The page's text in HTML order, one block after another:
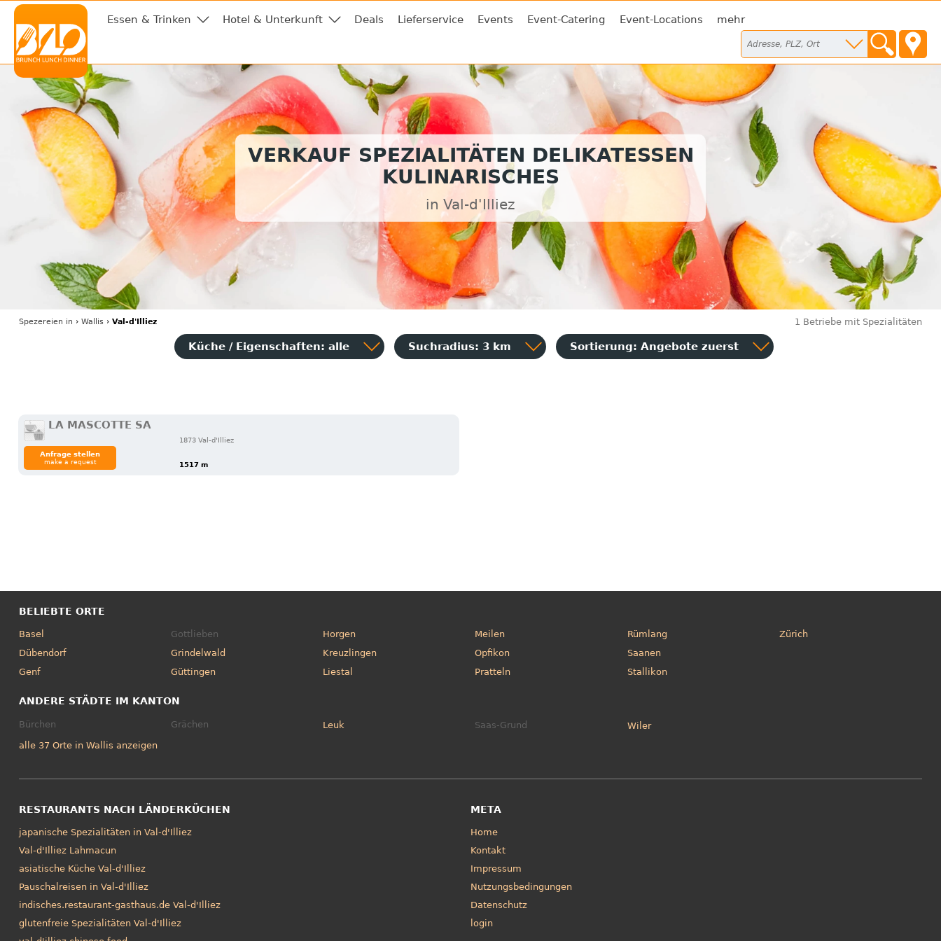
Essen & Trinken Hotel & Unterkunft Deals Lieferservice Events Event-Catering Event-Locations mehr
VERKAUF SPEZIALITÄTEN DELIKATESSEN
KULINARISCHES
in Val-d'Illiez
Spezereien in › Wallis › Val-d'Illiez 1 Betriebe mit Spezialitäten
Küche / Eigenschaften: alle Suchradius: 3 km Sortierung: Angebote zuerst
LA MASCOTTE SA
1873 Val-d'Illiez
1517 m
Anfrage stellen
make a request
BELIEBTE ORTE
Basel
Dübendorf
Genf
Gottlieben
Grindelwald
Güttingen
Horgen
Kreuzlingen
Liestal
Meilen
Opfikon
Pratteln
Rümlang
Saanen
Stallikon
Zürich
ANDERE STÄDTE IM KANTON
Bürchen Grächen Leuk Saas-Grund
Wiler
alle 37 Orte in Wallis anzeigen
RESTAURANTS NACH LÄNDERKÜCHEN
japanische Spezialitäten in Val-d'Illiez
Val-d'Illiez Lahmacun
asiatische Küche Val-d'Illiez
Pauschalreisen in Val-d'Illiez
indisches.restaurant-gasthaus.de Val-d'Illiez
glutenfreie Spezialitäten Val-d'Illiez
META
Home
Kontakt
Impressum
Nutzungsbedingungen
Datenschutz
login